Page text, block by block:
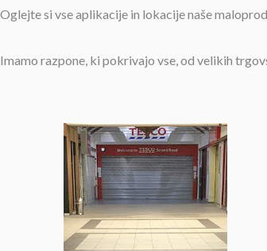
Oglejte si vse aplikacije in lokacije naše
Imamo razpone, ki pokrivajo vse, od velikih